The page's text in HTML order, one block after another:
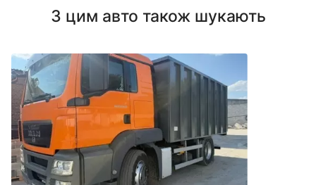
З цим авто також шукають